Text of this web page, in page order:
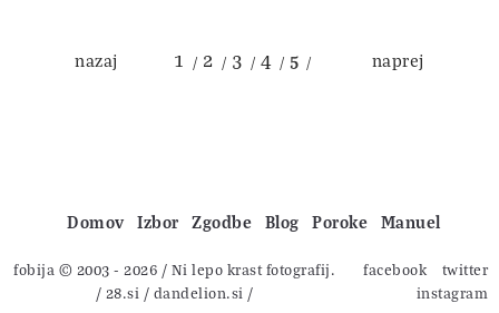
nazaj 1 2 3 4 5 naprej
Domov Izbor Zgodbe Blog Poroke Manuel
fobija © 2003 - 2026 / Ni lepo krast fotografij.
/ 28.si / dandelion.si /
facebook
twitter
instagram